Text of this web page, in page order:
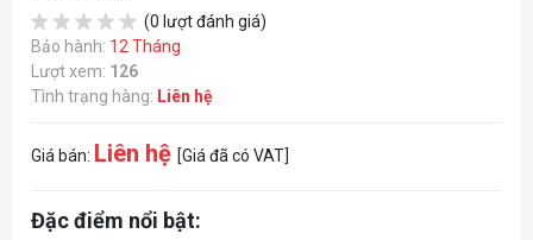
(0 lượt đánh giá)
Bảo hành: 12 Tháng
Lượt xem: 126
Tình trạng hàng: Liên hệ
Giá bán: Liên hệ [Giá đã có VAT]
Đặc điểm nổi bật: